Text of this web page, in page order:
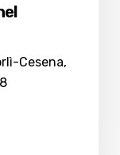
Cesena,